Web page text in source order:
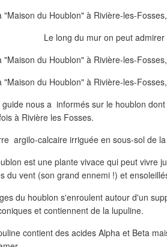
Le long du mur on peut
guide nous a informés sur le houblon
à Rivière les Fosses.
argilo-calcaire irriguée en sous-sol de
est une plante vivace qui peut vivre
du vent (son grand ennemi !) et
du houblon s'enroulent autour d'un
et contiennent de la lupuline.
contient des acides Alpha et Beta